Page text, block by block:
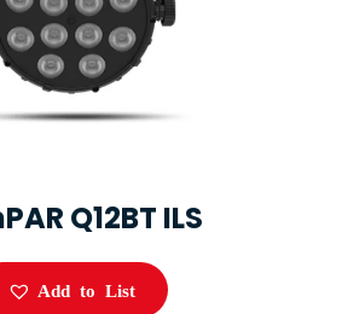
Q12BT ILS
Add to List